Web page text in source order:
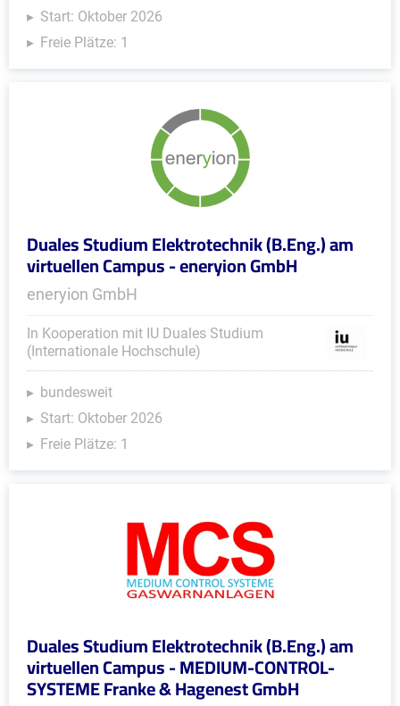
Start: Oktober 2026
Freie Plätze: 1
Duales Studium Elektrotechnik (B.Eng.) am
virtuellen Campus - eneryion GmbH
eneryion GmbH
In Kooperation mit IU Duales Studium
(Internationale Hochschule)
bundesweit
Start: Oktober 2026
Freie Plätze: 1
Duales Studium Elektrotechnik (B.Eng.) am
virtuellen Campus - MEDIUM-CONTROL-
SYSTEME Franke & Hagenest GmbH